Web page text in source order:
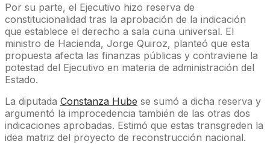
Por su parte, el Ejecutivo hizo reserva de
constitucionalidad tras la aprobación de la indicación
que establece el derecho a sala cuna universal. El
ministro de Hacienda, Jorge Quiroz, planteó que esta
propuesta afecta las finanzas públicas y contraviene la
potestad del Ejecutivo en materia de administración del
Estado.
La diputada Constanza Hube se sumó a dicha reserva y
argumentó la improcedencia también de las otras dos
indicaciones aprobadas. Estimó que estas transgreden la
idea matriz del proyecto de reconstrucción nacional.